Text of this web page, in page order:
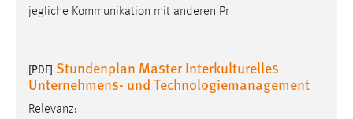
jegliche Kommunikation mit anderen Pr
[PDF] Stundenplan Master Interkulturelles
Unternehmens- und Technologiemanagement
Relevanz:
Conversion-Tracking
3 Monate
Facebook Pixel